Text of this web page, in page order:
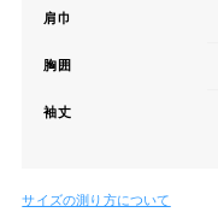
肩巾
胸囲
袖丈
サイズの測り方について